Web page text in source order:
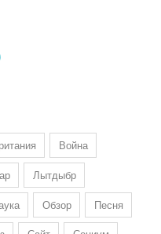
Война
Лытдыбр
Обзор
Песня